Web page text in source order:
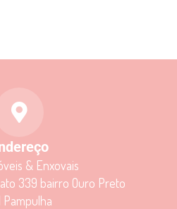
& Enxovais
339 bairro Ouro Preto
Pampulha